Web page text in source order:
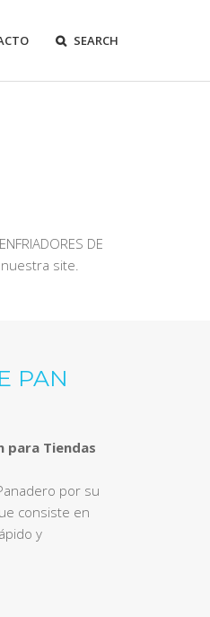
SEARCH
DE
site.
PAN
para Tiendas
por su
consiste en
y